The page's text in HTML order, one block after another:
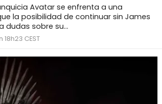
Avatar se enfrenta a una
la posibilidad de continuar sin James
dudas sobre su...
CEST